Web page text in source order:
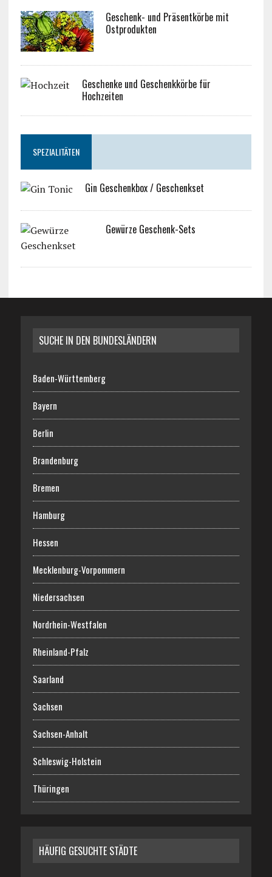
Geschenk- und Präsentkörbe mit
Ostprodukten
Geschenke und Geschenkkörbe für
Hochzeiten
SPEZIALITÄTEN
Gin Geschenkbox / Geschenkset
Gewürze Geschenk-Sets
SUCHE IN DEN BUNDESLÄNDERN
Baden-Württemberg
Bayern
Berlin
Brandenburg
Bremen
Hamburg
Hessen
Mecklenburg-Vorpommern
Niedersachsen
Nordrhein-Westfalen
Rheinland-Pfalz
Saarland
Sachsen
Sachsen-Anhalt
Schleswig-Holstein
Thüringen
HÄUFIG GESUCHTE STÄDTE